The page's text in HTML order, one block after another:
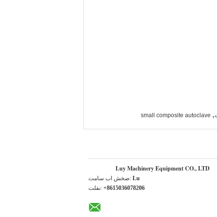
,
small composite autoclave
Luy Machinery Equipment CO., LTD
تماس با شخص: Lu
تلفن: +8615036078206